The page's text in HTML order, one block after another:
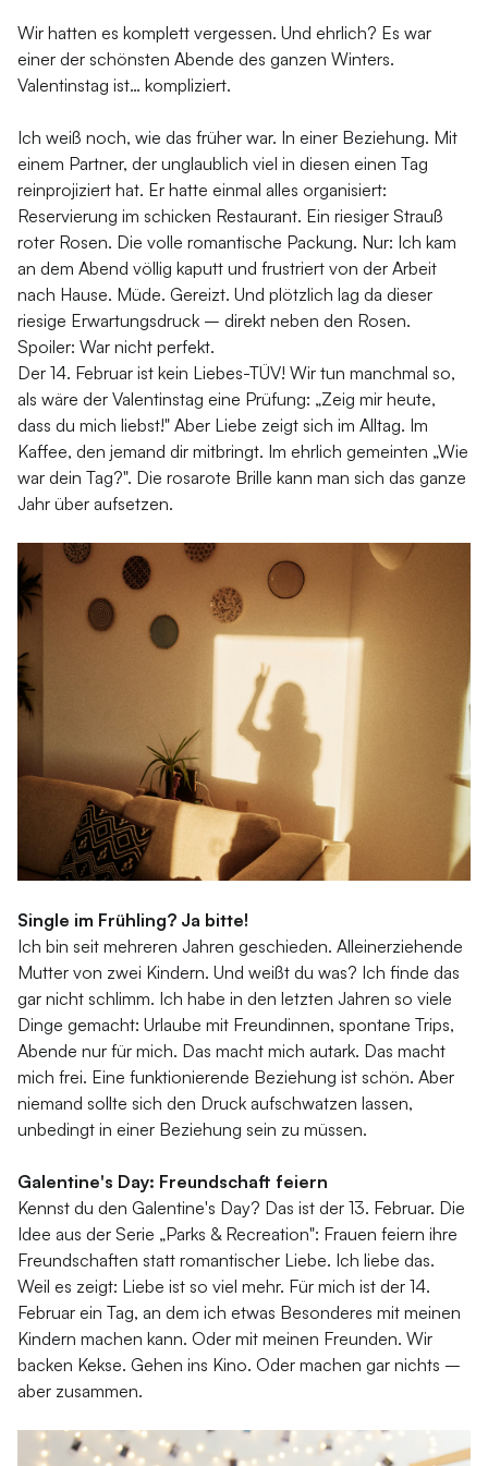
Wir hatten es komplett vergessen. Und ehrlich? Es war
einer der schönsten Abende des ganzen Winters.
Valentinstag ist… kompliziert.
Ich weiß noch, wie das früher war. In einer Beziehung. Mit
einem Partner, der unglaublich viel in diesen einen Tag
reinprojiziert hat. Er hatte einmal alles organisiert:
Reservierung im schicken Restaurant. Ein riesiger Strauß
roter Rosen. Die volle romantische Packung. Nur: Ich kam
an dem Abend völlig kaputt und frustriert von der Arbeit
nach Hause. Müde. Gereizt. Und plötzlich lag da dieser
riesige Erwartungsdruck – direkt neben den Rosen.
Spoiler: War nicht perfekt.
Der 14. Februar ist kein Liebes-TÜV! Wir tun manchmal so,
als wäre der Valentinstag eine Prüfung: „Zeig mir heute,
dass du mich liebst!" Aber Liebe zeigt sich im Alltag. Im
Kaffee, den jemand dir mitbringt. Im ehrlich gemeinten „Wie
war dein Tag?". Die rosarote Brille kann man sich das ganze
Jahr über aufsetzen.
Single im Frühling? Ja bitte!
Ich bin seit mehreren Jahren geschieden. Alleinerziehende
Mutter von zwei Kindern. Und weißt du was? Ich finde das
gar nicht schlimm. Ich habe in den letzten Jahren so viele
Dinge gemacht: Urlaube mit Freundinnen, spontane Trips,
Abende nur für mich. Das macht mich autark. Das macht
mich frei. Eine funktionierende Beziehung ist schön. Aber
niemand sollte sich den Druck aufschwatzen lassen,
unbedingt in einer Beziehung sein zu müssen.
Galentine's Day: Freundschaft feiern
Kennst du den Galentine's Day? Das ist der 13. Februar. Die
Idee aus der Serie „Parks & Recreation": Frauen feiern ihre
Freundschaften statt romantischer Liebe. Ich liebe das.
Weil es zeigt: Liebe ist so viel mehr. Für mich ist der 14.
Februar ein Tag, an dem ich etwas Besonderes mit meinen
Kindern machen kann. Oder mit meinen Freunden. Wir
backen Kekse. Gehen ins Kino. Oder machen gar nichts –
aber zusammen.